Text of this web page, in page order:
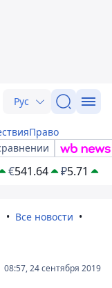
Рус
Право
€541.64 ₽5.71
Все новости
08:57, 24 сентября 2019